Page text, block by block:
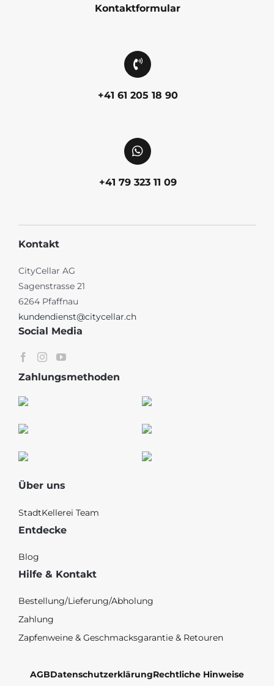
Kontaktformular
+41 61 205 18 90
+41 79 323 11 09
Kontakt
CityCellar AG
Sagenstrasse 21
6264 Pfaffnau
kundendienst@citycellar.ch
Social Media
Zahlungsmethoden
Über uns
StadtKellerei Team
Entdecke
Blog
Hilfe & Kontakt
Bestellung/Lieferung/Abholung
Zahlung
Zapfenweine & Geschmacksgarantie & Retouren
AGBDatenschutzerklärungRechtliche Hinweise